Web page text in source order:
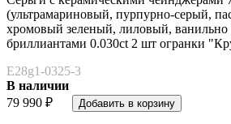
(ультрамариновый, пурпурно-серый,
хромовый зеленый, лиловый, ванильно
бриллиантами 0.030ct 2 шт огранки
E28g1-0325-3
В наличии
79 990 ₽